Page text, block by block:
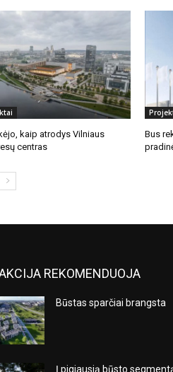
kaip atrodys Vilniaus
centras
Bus
REKOMENDUOJA
Būstas sparčiai brangsta
Į pigiausią būsto